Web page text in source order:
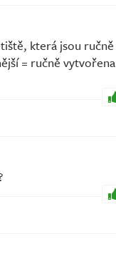
která jsou ručně
= ručně vytvořena